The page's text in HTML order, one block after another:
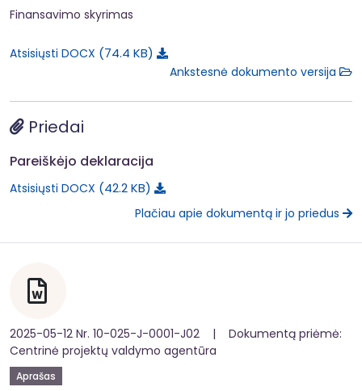
Finansavimo skyrimas
Atsisiųsti DOCX 74.4 KB
Ankstesnė dokumento versija
Priedai
Pareiškėjo deklaracija
Atsisiųsti DOCX 42.2 KB
Plačiau apie dokumentą ir jo priedus
2025-05-12 Nr. 10-025-J-0001-J02 | Dokumentą priėmė:
Centrinė projektų valdymo agentūra
Aprašas